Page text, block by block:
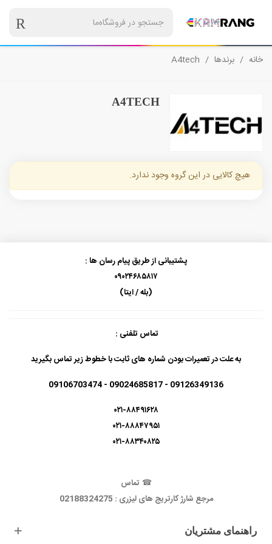
خانه / برندها /
A4tech
A4TECH
هیچ کالایی در این گروه وجود ندارد.
راهنمای مشتریان
پشتیبانی از طریق پیام رسان ها :
۰۹۰۲۴۶۸۵۸۱۷
(بله / ایتا)
تماس تلفنی :
به علت در تعمیرات بودن شماره های ثابت با خطوط زیر تماس بگیرید
09126349136 - 09024685817 - 09106703474
۰۲۱-۸۸۴۹۱۶۲۸
۰۲۱-۸۸۸۴۷۹۵۱
۰۲۱-۸۸۳۴۰۸۲۵
☎ تماس
مرجع شارژ کارتریج های لیزری : 02188324275